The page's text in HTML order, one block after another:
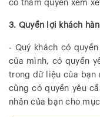
có thẩm quyền xem
3. Quyền lợi khách
- Quý khách có
của mình, có quyền
trong dữ liệu của bạn
cũng có quyền yêu
nhân của bạn cho